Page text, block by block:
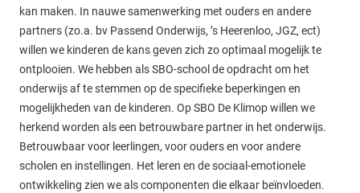
kan maken. In nauwe samenwerking met ouders en andere
partners (zo.a. bv Passend Onderwijs, ’s Heerenloo, JGZ, ect)
willen we kinderen de kans geven zich zo optimaal mogelijk te
ontplooien. We hebben als SBO-school de opdracht om het
onderwijs af te stemmen op de specifieke beperkingen en
mogelijkheden van de kinderen. Op SBO De Klimop willen we
herkend worden als een betrouwbare partner in het onderwijs.
Betrouwbaar voor leerlingen, voor ouders en voor andere
scholen en instellingen. Het leren en de sociaal-emotionele
ontwikkeling zien we als componenten die elkaar beïnvloeden.